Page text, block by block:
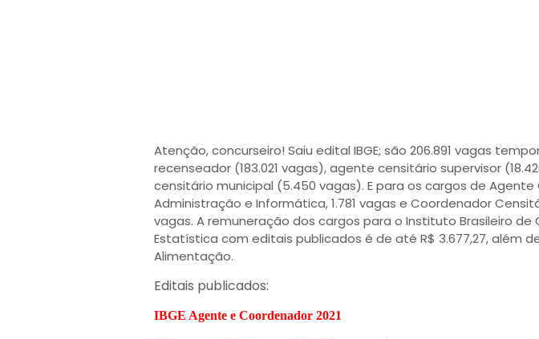
Atenção, concurseiro! Saiu edital IBGE; são 206.891 vagas
recenseador (183.021 vagas), agente censitário supervisor
censitário municipal (5.450 vagas). E para os cargos de Agente
Administração e Informática, 1.781 vagas e Coordenador
vagas. A remuneração dos cargos para o Instituto Brasileiro de
Estatística com editais publicados é de até R$ 3.677,27, além
Alimentação.
Editais publicados:
IBGE Agente e Coordenador 2021